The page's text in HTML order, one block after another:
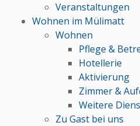
Veranstaltungen
Wohnen im Mülimatt
Wohnen
Pflege &
Hotellerie
Aktivierung
Zimmer &
Weitere
Zu Gast bei uns